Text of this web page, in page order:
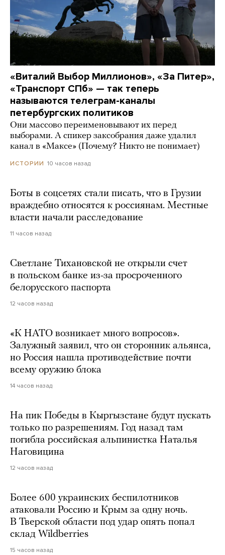
«Виталий Выбор Миллионов», «За Питер»,
«Транспорт СПб» — так теперь
называются телеграм-каналы
петербургских политиков
Они массово переименовывают их перед
выборами. А спикер заксобрания даже удалил
канал в «Максе» (Почему? Никто не понимает)
ИСТОРИИ 10 часов назад
Боты в соцсетях стали писать, что в Грузии
враждебно относятся к россиянам. Местные
власти начали расследование
11 часов назад
Светлане Тихановской не открыли счет
в польском банке из-за просроченного
белорусского паспорта
12 часов назад
«К НАТО возникает много вопросов».
Залужный заявил, что он сторонник альянса,
но Россия нашла противодействие почти
всему оружию блока
14 часов назад
На пик Победы в Кыргызстане будут пускать
только по разрешениям. Год назад там
погибла российская альпинистка Наталья
Наговицина
12 часов назад
Более 600 украинских беспилотников
атаковали Россию и Крым за одну ночь.
В Тверской области под удар опять попал
склад Wildberries
15 часов назад